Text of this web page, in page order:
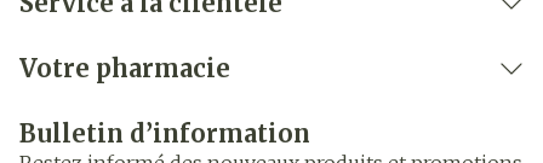
Votre pharmacie
Bulletin d’information